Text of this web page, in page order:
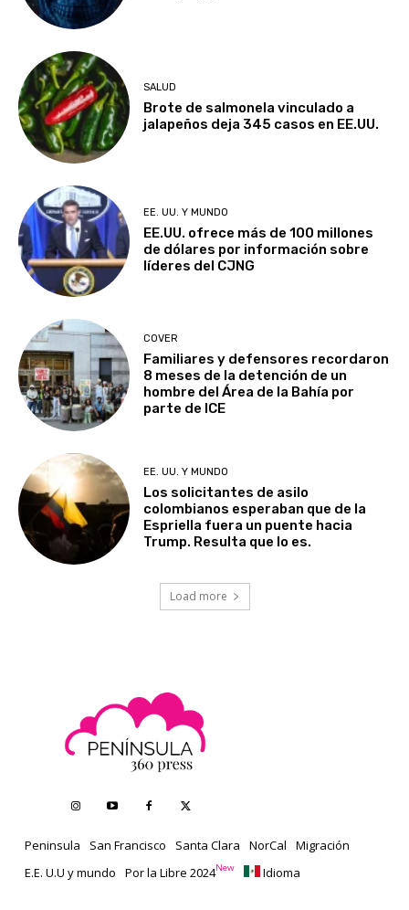
SALUD
Brote de salmonela vinculado a
jalapeños deja 345 casos en EE.UU.
EE. UU. Y MUNDO
EE.UU. ofrece más de 100 millones
de dólares por información sobre
líderes del CJNG
COVER
Familiares y defensores recordaron
8 meses de la detención de un
hombre del Área de la Bahía por
parte de ICE
EE. UU. Y MUNDO
Los solicitantes de asilo
colombianos esperaban que de la
Espriella fuera un puente hacia
Trump. Resulta que lo es.
Load more
Peninsula San Francisco Santa Clara NorCal
Migración
E.E. U.U y mundo
Por la Libre 2024New Idioma